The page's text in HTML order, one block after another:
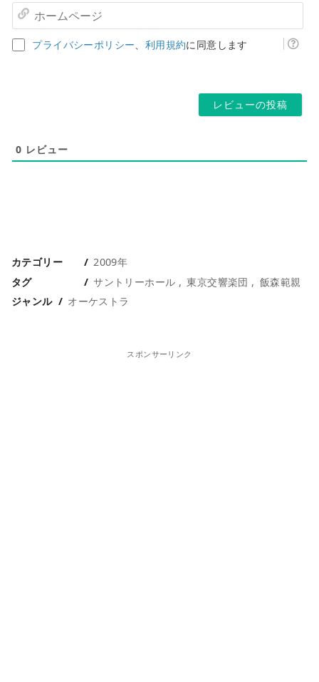
ア
ー
プライバシーポリシー、 利用規約に同意します
0 レビュー
カテゴリー
2009年
タグ
サントリーホール 東京交響楽団
飯森範親
ジャンル
オーケストラ
スポンサーリンク